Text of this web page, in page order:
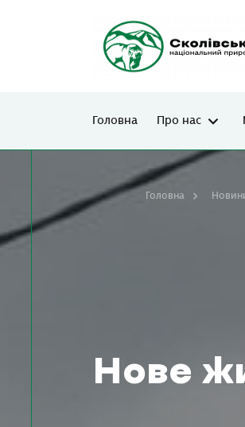
Головна Про нас
Нове
Головна